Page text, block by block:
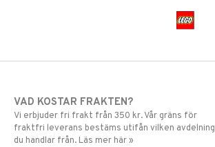
VAD KOSTAR FRAKTEN?
Vi erbjuder fri frakt från 350 kr. Vår gräns för
fraktfri leverans bestäms utifån vilken avdelning
du handlar från. Läs mer här »